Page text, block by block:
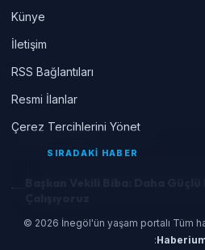
Künye
İletişim
RSS Bağlantıları
Resmi İlanlar
Çerez Tercihlerini Yönet
© 2026 İnegöl'ün yaşam portalı Tüm
:
SIRADAKİ HABER